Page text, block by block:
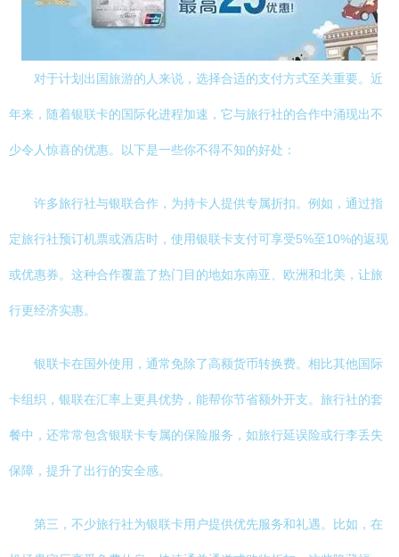
对于计划出国旅游的人来说，选择合适的支付方式至关重要。近
年来，随着银联卡的国际化进程加速，它与旅行社的合作中涌现出不
少令人惊喜的优惠。以下是一些你不得不知的好处：
许多旅行社与银联合作，为持卡人提供专属折扣。例如，通过指
定旅行社预订机票或酒店时，使用银联卡支付可享受5%至10%的返现
或优惠券。这种合作覆盖了热门目的地如东南亚、欧洲和北美，让旅
行更经济实惠。
银联卡在国外使用，通常免除了高额货币转换费。相比其他国际
卡组织，银联在汇率上更具优势，能帮你节省额外开支。旅行社的套
餐中，还常常包含银联卡专属的保险服务，如旅行延误险或行李丢失
保障，提升了出行的安全感。
第三，不少旅行社为银联卡用户提供优先服务和礼遇。比如，在